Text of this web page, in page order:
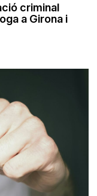
criminal
a Girona i